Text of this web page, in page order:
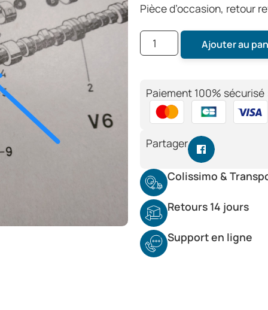
Pièce d’occasion, retour
Ajouter au
Paiement 100% sécurisé
Partager
Colissimo &
Retours 14 jours
Support en ligne